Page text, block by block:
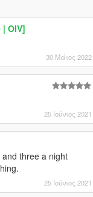
OIV]
30 Μάιος 2022
25 Ιούνιος 2021
three a night
25 Ιούνιος 2021